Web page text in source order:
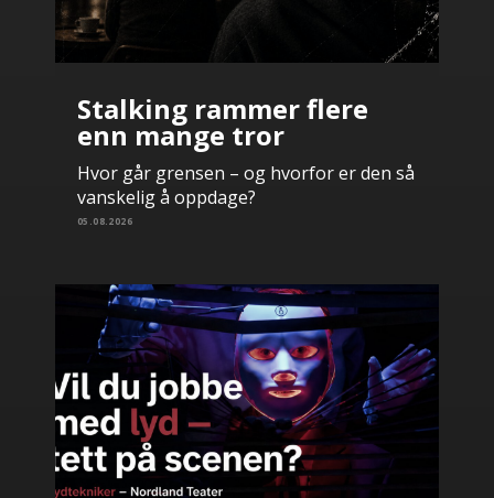
Stalking rammer flere
enn mange tror
Hvor går grensen – og hvorfor er den så
vanskelig å oppdage?
05.08.2026